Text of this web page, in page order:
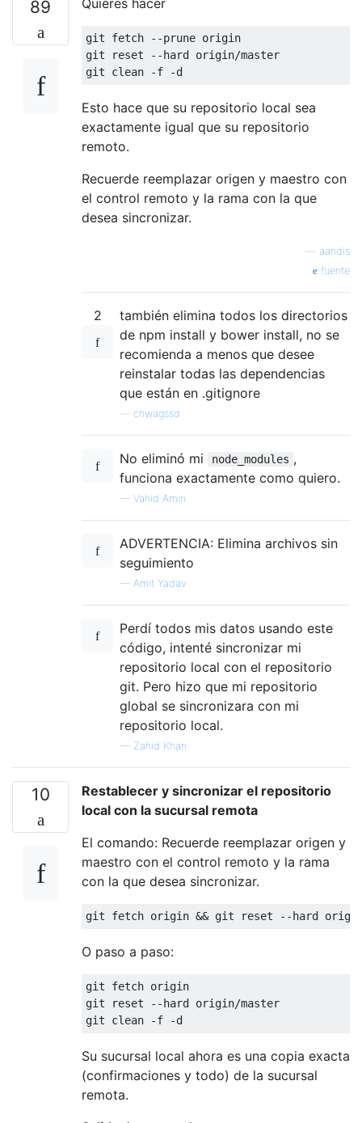
89
git fetch --prune origin
git reset --hard origin/master
Esto hace que su repositorio local sea
exactamente igual que su repositorio
remoto.
Recuerde reemplazar origen y maestro con
el control remoto y la rama con la que
desea sincronizar.
aandis
fuente
2
también elimina todos los directorios
de npm install y bower install, no se
recomienda a menos que desee
reinstalar todas las dependencias
que están en .gitignore
chwagssd
No eliminó mi node_modules ,
funciona exactamente como quiero.
— Vahid Amiri
ADVERTENCIA: Elimina archivos sin
seguimiento
— Amit Yadav
Perdí todos mis datos usando este
código, intenté sincronizar mi
repositorio local con el repositorio
git. Pero hizo que mi repositorio
global se sincronizara con mi
repositorio local.
— Zahid Khan
10
Restablecer y sincronizar el repositorio
local con la sucursal remota
El comando: Recuerde reemplazar origen y
maestro con el control remoto y la rama
con la que desea sincronizar.
O paso a paso:
git fetch origin
git reset --hard origin/master
Su sucursal local ahora es una copia exacta
(confirmaciones y todo) de la sucursal
remota.